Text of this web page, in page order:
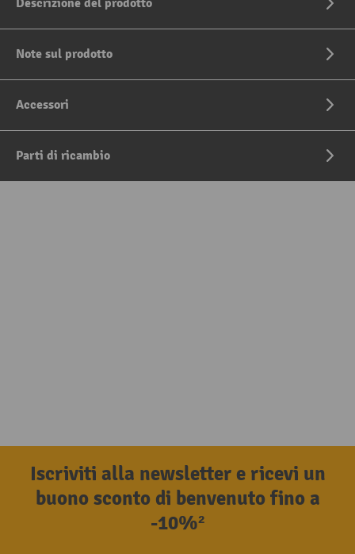
Descrizione del prodotto
Note sul prodotto
Accessori
Parti di ricambio
Iscriviti alla newsletter e ricevi un
buono sconto di benvenuto fino a
-10%²